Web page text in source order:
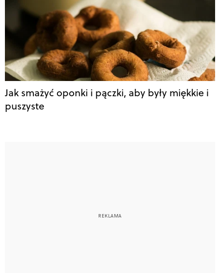
Jak smażyć oponki i pączki, aby były miękkie i
puszyste